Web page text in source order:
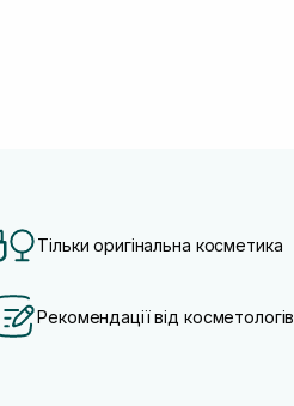
Тільки оригінальна косметика
Рекомендації від косметологів